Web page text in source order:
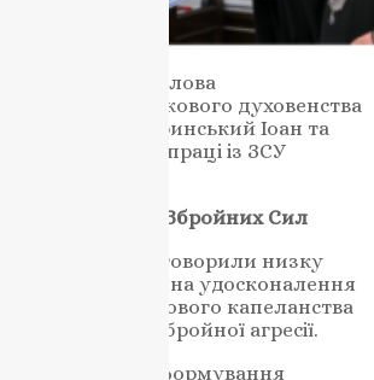
взяли участь голова
військового духовенства
і Чигиринський Іоан та
з напрямку співпраці із ЗСУ
Церкви та Збройних Сил
сторони обговорили низку
спрямованих на удосконалення
Служби військового капеланства
російської збройної агресії.
реформування